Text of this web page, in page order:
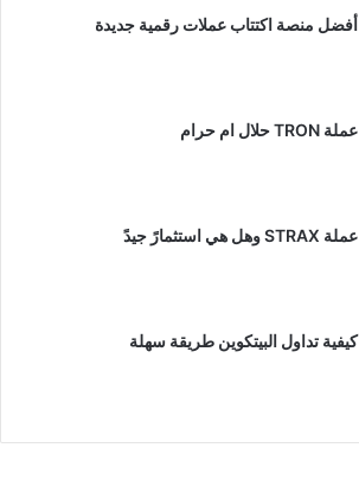
أفضل منصة اكتتاب عملات رقمية جديدة
عملة TRON حلال ام حرام​
عملة STRAX وهل هي استثمارً جيدً
كيفية تداول البيتكوين طريقة سهلة